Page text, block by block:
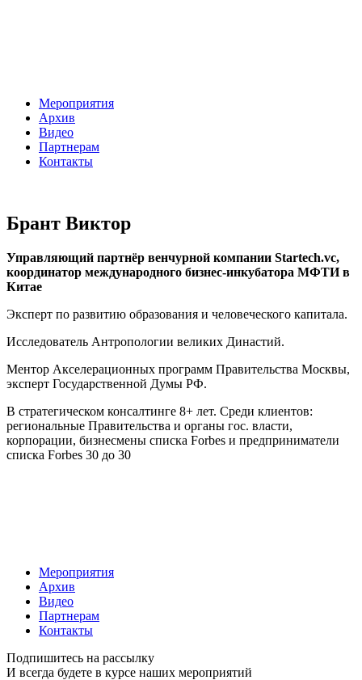
Мероприятия
Архив
Видео
Партнерам
Контакты
Брант Виктор
Управляющий партнёр венчурной компании Startech.vc,
координатор международного бизнес-инкубатора МФТИ в
Китае
Эксперт по развитию образования и человеческого капитала.
Исследователь Антропологии великих Династий.
Ментор Акселерационных программ Правительства Москвы,
эксперт Государственной Думы РФ.
В стратегическом консалтинге 8+ лет. Среди клиентов:
региональные Правительства и органы гос. власти,
корпорации, бизнесмены списка Forbes и предприниматели
списка Forbes 30 до 30
Мероприятия
Архив
Видео
Партнерам
Контакты
Подпишитесь на рассылку
И всегда будете в курсе наших мероприятий